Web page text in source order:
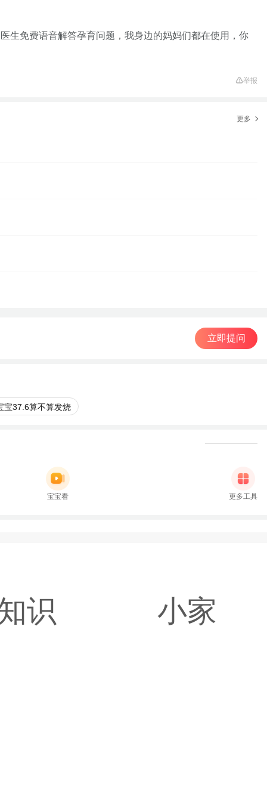
生免费语音解答孕育问题，我身边的妈妈们都在使用，你
举报
更多
立即提问
宝37.6算不算发烧
宝宝看 更多工具
识 小家